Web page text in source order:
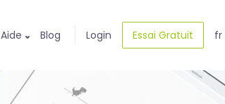
Aide Blog Login Essai Gratuit fr